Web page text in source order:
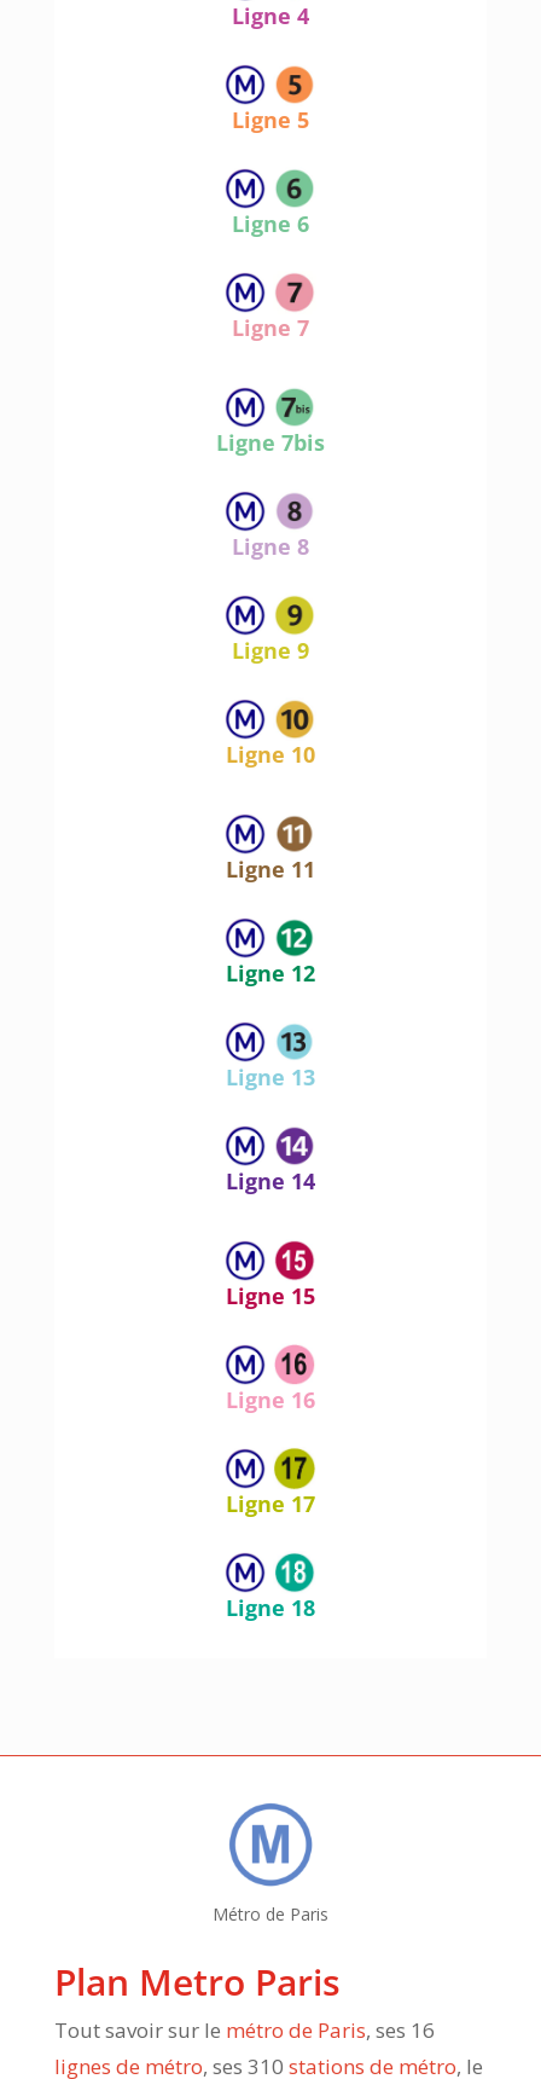
Ligne 4
Ligne 5
Ligne 6
Ligne 7
Ligne 7bis
Ligne 8
Ligne 9
Ligne 10
Ligne 11
Ligne 12
Ligne 13
Ligne 14
Ligne 15
Ligne 16
Ligne 17
Ligne 18
Métro de Paris
Plan Metro Paris
Tout savoir sur le métro de Paris, ses 16
lignes de métro, ses 310 stations de métro, le